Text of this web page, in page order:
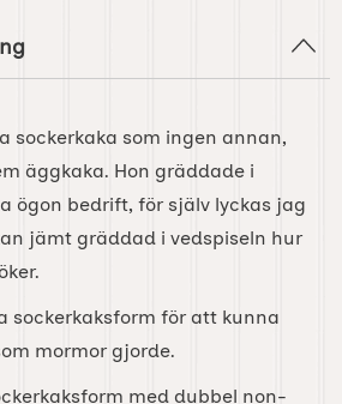
sockerkaka som ingen annan,
äggkaka. Hon gräddade i
ögon bedrift, för själv lyckas jag
jämt gräddad i vedspiseln hur
sockerkaksform för att kunna
mormor gjorde.
med dubbel non-